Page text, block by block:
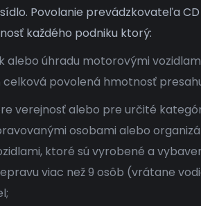
Povolanie prevádzkovateľa
každého podniku ktorý:
alebo úhradu motorovými
povolená hmotnosť
verejnosť alebo pre určité
osobami alebo
ktoré sú vyrobené a
viac než 9 osôb (vrátane